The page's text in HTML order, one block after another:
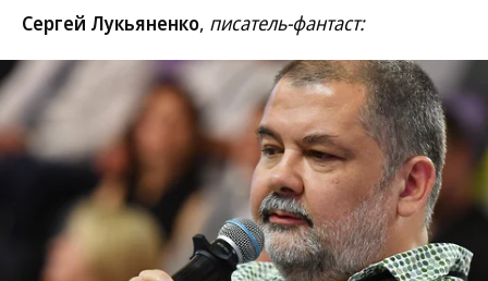
Сергей Лукьяненко, писатель-фантаст: